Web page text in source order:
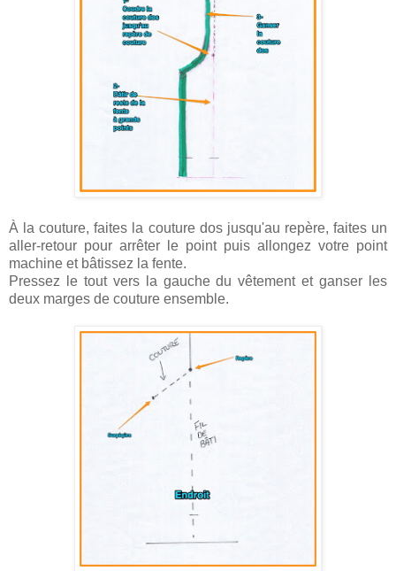
À la couture, faites la couture dos jusqu'au repère, faites un
aller-retour pour arrêter le point puis allongez votre point
machine et bâtissez la fente.
Pressez le tout vers la gauche du vêtement et ganser les
deux marges de couture ensemble.